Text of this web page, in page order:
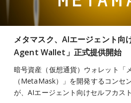
メタマスク、AIエージェント
Agent Wallet」正式提供開始
暗号資産（仮想通貨）ウォレット「
（MetaMask）」を開発するコンセ
が、AIエージェント向けセルフカス